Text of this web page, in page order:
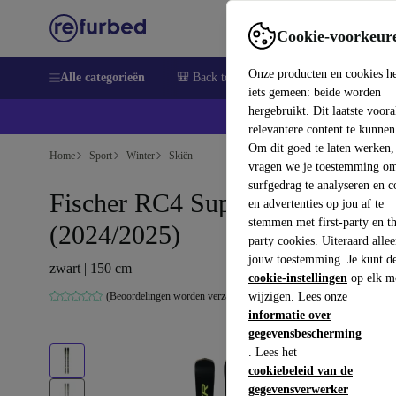
Cookie-
Onze producten en cookies
iets gemeen: beide worden
hergebruikt. Dit laatste
relevantere content te
Om dit goed te laten werken,
vragen we je toestemming
surfgedrag te analyseren en
en advertenties op jou af te
stemmen met first-party en
party cookies. Uiteraard
jouw toestemming. Je kunt
cookie-instellingen op elk
wijzigen. Lees onze
informatie over
gegevensbescherming
. Lees het
cookiebeleid van de
gegevensverwerker
Alle categorieën 🎒 Back to school Elektronica
Home Sport Winter Skiën
Fischer RC4 Superior TI
(2024/2025)
zwart | 150 cm
(Beoordelingen worden verzameld)